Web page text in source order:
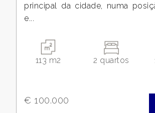
principal da cidade, numa
e...
113 m2 2 quartos
€ 100.000